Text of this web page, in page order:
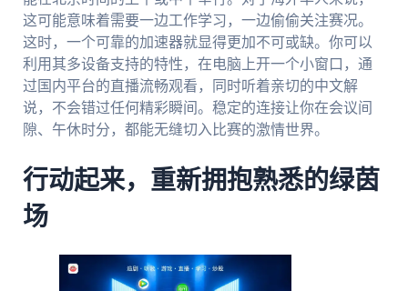
这可能意味着需要一边工作学习，一边偷偷关注赛况。
这时，一个可靠的加速器就显得更加不可或缺。你可以
利用其多设备支持的特性，在电脑上开一个小窗口，通
过国内平台的直播流畅观看，同时听着亲切的中文解
说，不会错过任何精彩瞬间。稳定的连接让你在会议间
隙、午休时分，都能无缝切入比赛的激情世界。
行动起来，重新拥抱熟悉的绿茵
场